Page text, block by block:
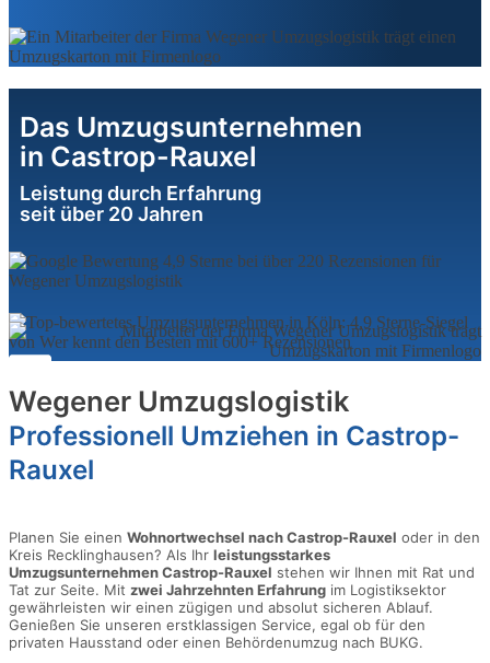
Das Umzugsunternehmen
in Castrop-Rauxel
Leistung durch Erfahrung
seit über 20 Jahren
Wegener Umzugslogistik
Professionell Umziehen in Castrop-
Rauxel
Planen Sie einen Wohnortwechsel nach Castrop-Rauxel oder in den
Kreis Recklinghausen? Als Ihr leistungsstarkes
Umzugsunternehmen Castrop-Rauxel stehen wir Ihnen mit Rat und
Tat zur Seite. Mit zwei Jahrzehnten Erfahrung im Logistiksektor
gewährleisten wir einen zügigen und absolut sicheren Ablauf.
Genießen Sie unseren erstklassigen Service, egal ob für den
privaten Hausstand oder einen Behördenumzug nach BUKG.